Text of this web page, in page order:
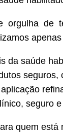
orgulha de
da saúde
seguros,
seguro
quem